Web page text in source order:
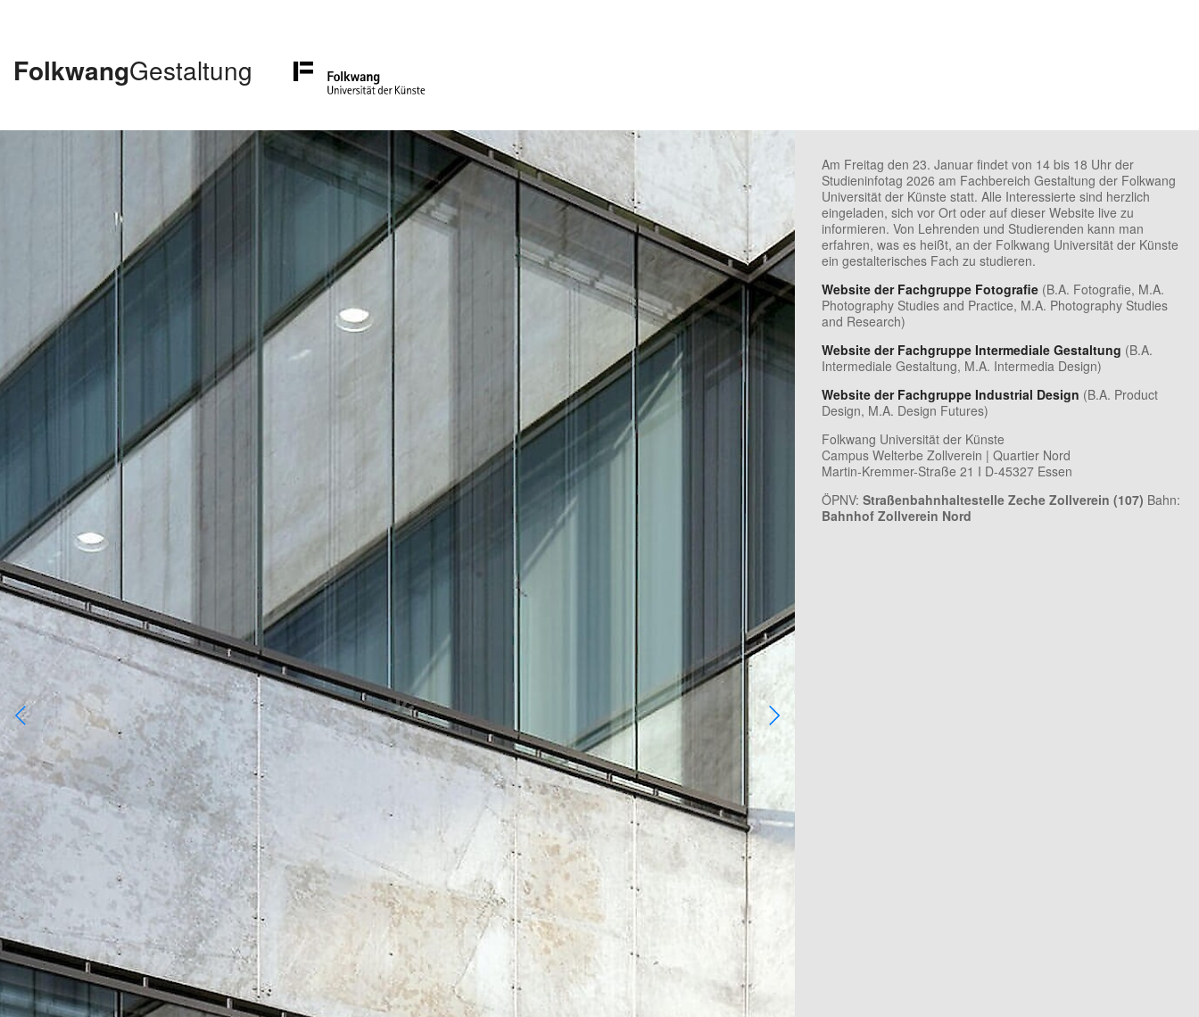
FolkwangGestaltung
Am Freitag den 23. Januar findet von 14 bis 18 Uhr der
Studieninfotag 2026 am Fachbereich Gestaltung der Folkwang
Universität der Künste statt. Alle Interessierte sind herzlich
eingeladen, sich vor Ort oder auf dieser Website live zu
informieren. Von Lehrenden und Studierenden kann man
erfahren, was es heißt, an der Folkwang Universität der Künste
ein gestalterisches Fach zu studieren.
Website der Fachgruppe Fotografie(B.A. Fotografie, M.A.
Photography Studies and Practice, M.A. Photography Studies
and Research)
Website der Fachgruppe Intermediale Gestaltung (B.A.
Intermediale Gestaltung, M.A. Intermedia Design)
Website der Fachgruppe Industrial Design (B.A. Product
Design, M.A. Design Futures)
Folkwang Universität der Künste
Campus Welterbe Zollverein | Quartier Nord
Martin-Kremmer-Straße 21 I D-45327 Essen
ÖPNV: Straßenbahnhaltestelle Zeche Zollverein (107) Bahn:
Bahnhof Zollverein Nord